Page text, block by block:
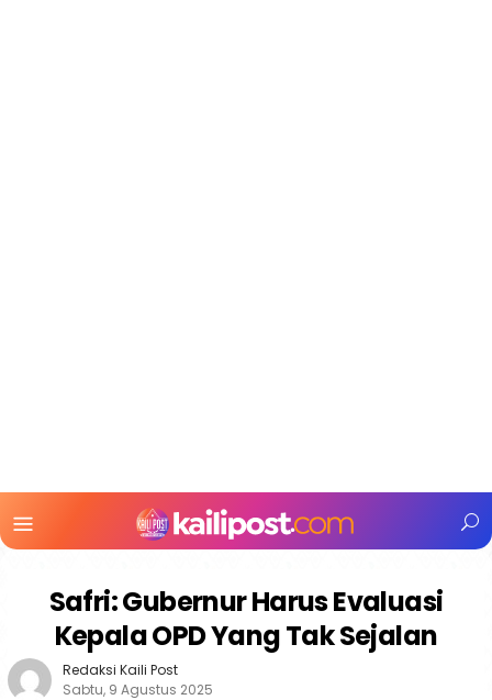
Mobile
Safri: Gubernur Harus Evaluasi
Kepala OPD Yang Tak Sejalan
Redaksi Kaili Post
Sabtu, 9 Agustus 2025